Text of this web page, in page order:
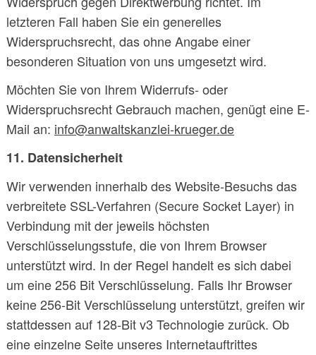
letzteren Fall haben Sie ein generelles
Widerspruchsrecht, das ohne Angabe einer
besonderen Situation von uns umgesetzt wird.
Möchten Sie von Ihrem Widerrufs- oder
Widerspruchsrecht Gebrauch machen, genügt eine E-
Mail an: info@anwaltskanzlei-krueger.de
11. Datensicherheit
Wir verwenden innerhalb des Website-Besuchs das
verbreitete SSL-Verfahren (Secure Socket Layer) in
Verbindung mit der jeweils höchsten
Verschlüsselungsstufe, die von Ihrem Browser
unterstützt wird. In der Regel handelt es sich dabei
um eine 256 Bit Verschlüsselung. Falls Ihr Browser
keine 256-Bit Verschlüsselung unterstützt, greifen wir
stattdessen auf 128-Bit v3 Technologie zurück. Ob
eine einzelne Seite unseres Internetauftrittes